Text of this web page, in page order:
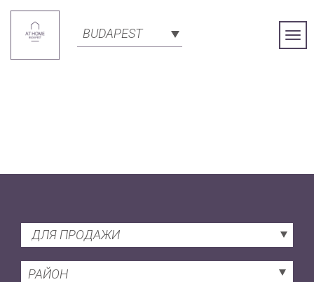
BUDAPEST
ДЛЯ ПРОДАЖИ
РАЙОН